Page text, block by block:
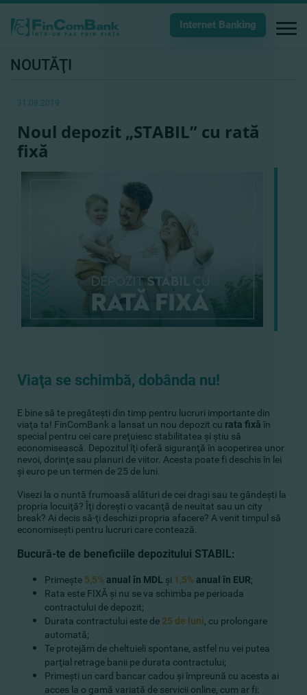
Internet Banking
NOUTĂŢI
31.08.2019
Noul depozit „STABIL” cu rată
fixă
Viaţa se schimbă, dobânda nu!
E bine să te pregăteşti din timp pentru lucruri importante din
viaţa ta! FinComBank a lansat un nou depozit cu rata fixă în
special pentru cei care preţuiesc stabilitatea şi ştiu să
economisească. Depozitul îţi oferă siguranţă în acoperirea unor
nevoi, dorinţe sau planuri de viitor. Acesta poate fi deschis în lei
şi euro pe un termen de 25 de luni.
Visezi la o nuntă frumoasă alături de cei dragi sau te gândeşti la
propria locuiţă? Îţi doreşti o vacanţă de neuitat sau un city
break? Ai decis să-ţi deschizi propria afacere? A venit timpul să
economiseşti pentru lucruri care contează.
Bucură-te de beneficiile depozitului STABIL:
Primeşte 5,5% anual în MDL şi 1,5% anual în EUR;
Rata este FIXĂ şi nu se va schimba pe perioada
contractului de depozit;
Durata contractului este de 25 de luni , cu prolongare
automată;
Te protejăm de cheltuieli spontane, astfel nu vei putea
parţial retrage banii pe durata contractului;
Primeşti un card bancar cadou şi împreună cu acesta ai
acces la o gamă variată de servicii online, cum ar fi: